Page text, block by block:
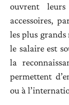
ouvrent
accessoires,
les plus grands
le salaire est
la
permettent
ou à